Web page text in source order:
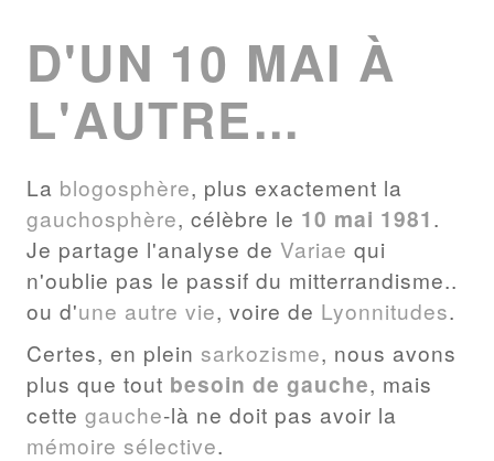
D'UN 10 MAI À
L'AUTRE...
La blogosphère, plus exactement la
gauchosphère, célèbre le 10 mai 1981.
Je partage l'analyse de Variae qui
n'oublie pas le passif du mitterrandisme..
ou d'une autre vie, voire de Lyonnitudes.
Certes, en plein sarkozisme, nous avons
plus que tout besoin de gauche, mais
cette gauche-là ne doit pas avoir la
mémoire sélective.